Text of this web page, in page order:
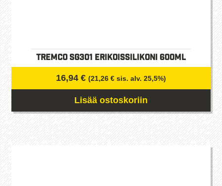
Tremco SG301 Erikoissilikoni 600ml
16,94 € (21,26 € sis. alv. 25,5%)
Lisää ostoskoriin